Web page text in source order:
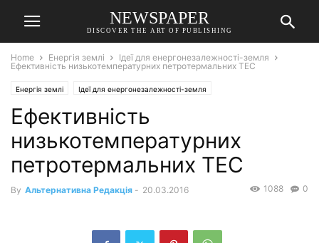
NEWSPAPER
DISCOVER THE ART OF PUBLISHING
Home Енергія землі
Ідеї для енергонезалежності-земля
Ефективність низькотемпературних петротермальних ТЕС
Енергія землі Ідеї для енергонезалежності-земля
Ефективність
низькотемпературних
петротермальних ТЕС
By Альтернативна Редакція - 20.03.2016 0
1088